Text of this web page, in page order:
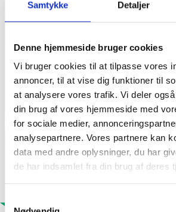
Samtykke Detaljer
Denne hjemmeside bruger cookies
Vi bruger cookies til at tilpasse vores
annoncer, til at vise dig funktioner til
at analysere vores trafik. Vi deler
din brug af vores hjemmeside med
for sociale medier,
analysepartnere. Vores partnere kan
data med andre oplysninger, du har
de har indsamlet fra din brug af deres